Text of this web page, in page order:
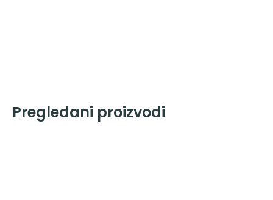
Pregledani proizvodi